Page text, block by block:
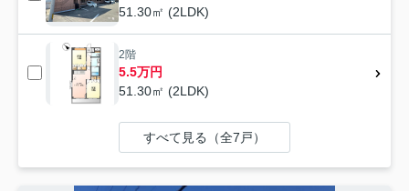
51.30㎡ (2LDK)
2階
5.5万円
51.30㎡ (2LDK)
すべて見る（全7戸）